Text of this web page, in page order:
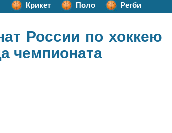
Крикет Поло Регби
России по хоккею
чемпионата